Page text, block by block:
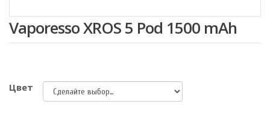
Vaporesso XROS 5 Pod 1500 mAh
Цвет